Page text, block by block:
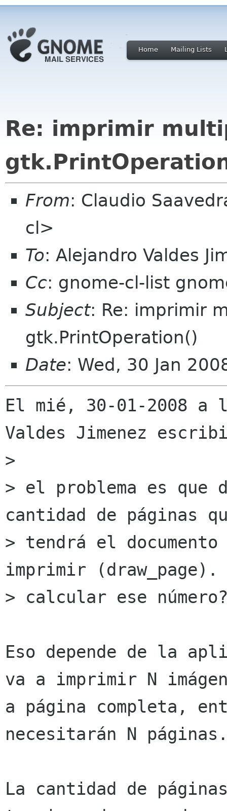
Home Mailing Lists
Re: imprimir
From: Claudio
cl>
To: Alejandro Valdes
Cc: gnome-cl-list
Subject: Re: imprimir
gtk.PrintOperation()
Date: Wed, 30 Jan
El mié, 30-01-2008 a
Valdes Jimenez
>
> el problema es que
cantidad de páginas
> tendrá el documento
imprimir (draw_page).
> calcular ese
Eso depende de la
va a imprimir N
a página completa,
necesitarán N
La cantidad de